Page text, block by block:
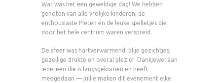
Wat was het een geweldige dag! We hebben
genoten van alle vrolijke kinderen, de
enthousiaste Pieten én de leuke spelletjes die
door het hele centrum waren verspreid.
De sfeer was hartverwarmend: blije gezichtjes,
gezellige drukte en overal plezier. Dankjewel aan
iedereen die is langsgekomen en heeft
meegedaan — jullie maken dit evenement elke